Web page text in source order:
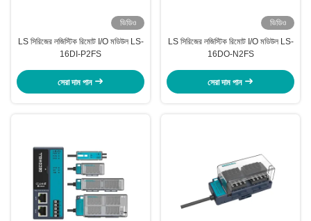
ভিডিও
LS সিরিজের লজিস্টিক রিমোট I/O মডিউল LS-
16DI-P2FS
সেরা দাম পান
ভিডিও
LS সিরিজের লজিস্টিক রিমোট I/O মডিউল LS-
16DO-N2FS
সেরা দাম পান